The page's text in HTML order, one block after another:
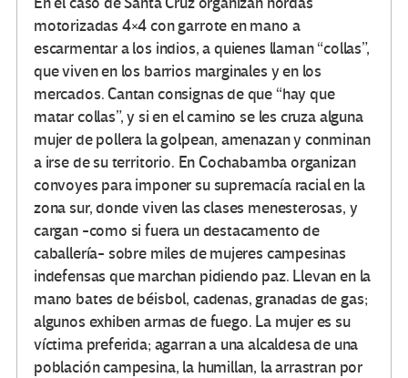
motorizadas 4×4 con garrote en mano a
escarmentar a los indios, a quienes llaman “collas”,
que viven en los barrios marginales y en los
mercados. Cantan consignas de que “hay que
matar collas”, y si en el camino se les cruza alguna
mujer de pollera la golpean, amenazan y conminan
a irse de su territorio. En Cochabamba organizan
convoyes para imponer su supremacía racial en la
zona sur, donde viven las clases menesterosas, y
cargan -como si fuera un destacamento de
caballería- sobre miles de mujeres campesinas
indefensas que marchan pidiendo paz. Llevan en la
mano bates de béisbol, cadenas, granadas de gas;
algunos exhiben armas de fuego. La mujer es su
víctima preferida; agarran a una alcaldesa de una
población campesina, la humillan, la arrastran por